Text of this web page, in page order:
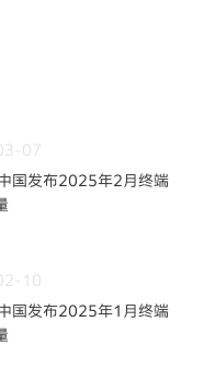
07
国发布2025年2月终端
10
国发布2025年1月终端